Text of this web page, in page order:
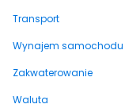
Transport
Wynajem samochodu
Zakwaterowanie
Waluta